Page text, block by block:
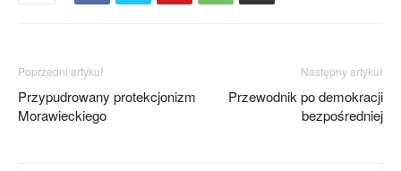
Poprzedni artykuł
Przypudrowany protekcjonizm
Morawieckiego
Następny artykuł
Przewodnik po demokracji
bezpośredniej